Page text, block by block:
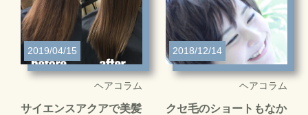
2019/04/15
ヘアコラム
サイエンスアクアで美髪
2018/12/14
ヘアコラム
クセ毛のショートもなか